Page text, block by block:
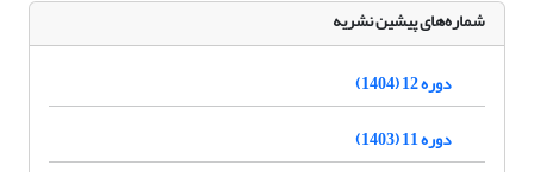
شماره‌های پیشین نشریه
دوره 12 (1404)
دوره 11 (1403)